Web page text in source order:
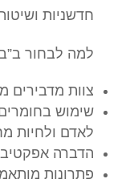
חדשניות
למה לבחור
צוות מדבירים
שימוש
לאדם ולחיות
הדברה
פתרונות